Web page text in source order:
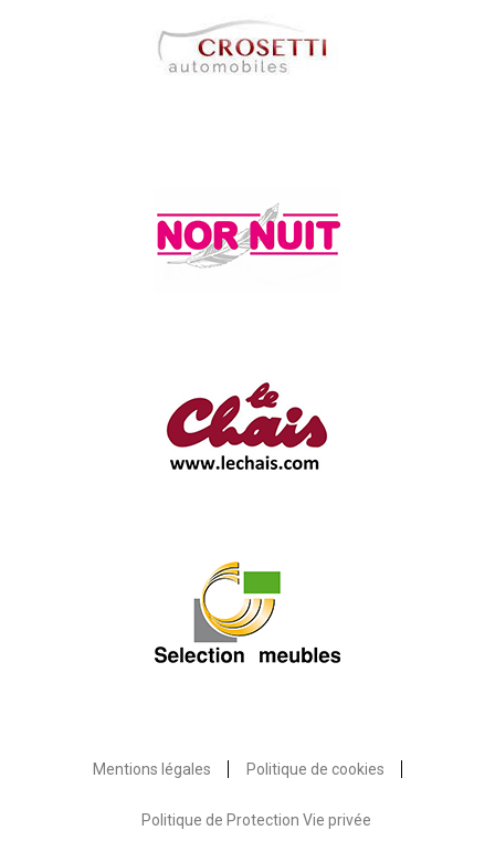
Mentions légales Politique de cookies
Politique de Protection Vie privée